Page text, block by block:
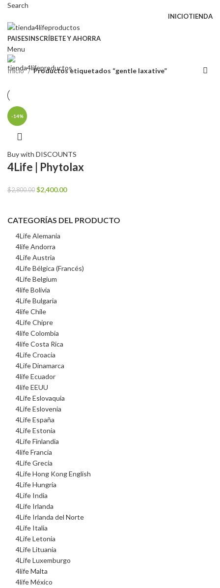
Search
INICIOTIENDA
PAISESINSCRÍBETE Y AHORRA
Menu
CATEGORÍAS DEL PRODUCTO
4Life Alemania
4life Andorra
4Life Austria
4Life Bélgica (Francés)
4Life Belgium
4life Bolivia
4Life Bulgaria
4life Chile
4Life Chipre
4life Colombia
4life Costa Rica
4Life Croacia
4Life Dinamarca
4life Ecuador
4life EEUU
4Life Eslovaquia
4Life Eslovenia
4Life España
4Life Estonia
4Life Finlandia
4life Francia
4Life Grecia
4Life Hong Kong English
4Life Hungría
4Life India
4Life Irlanda
4Life Irlanda del Norte
4Life Italia
4Life Letonia
4Life Lituania
4Life Luxemburgo
4life Malta
4life México
Inicio Productos etiquetados “gentle laxative”
-14%
Buy with DISCOUNTS
4Life | Phytolax
$2,800.00 El
era:
$2,800.00.
$2,400.00El
es: